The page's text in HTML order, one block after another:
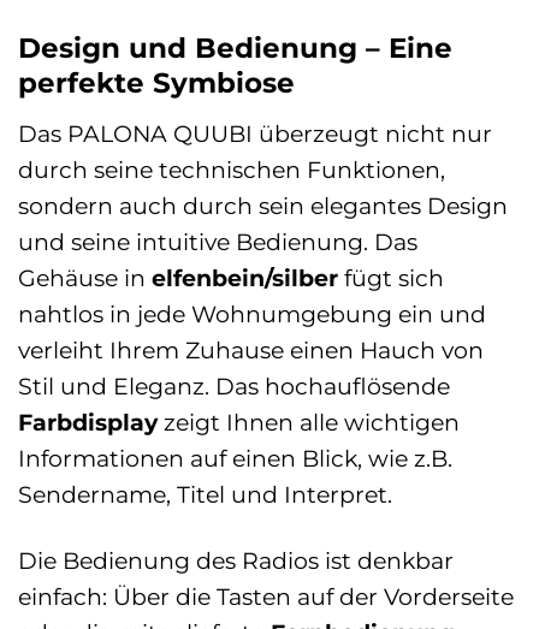
Design und Bedienung – Eine
perfekte Symbiose
Das PALONA QUUBI überzeugt nicht nur
durch seine technischen Funktionen,
sondern auch durch sein elegantes Design
und seine intuitive Bedienung. Das
Gehäuse in elfenbein/silber fügt sich
nahtlos in jede Wohnumgebung ein und
verleiht Ihrem Zuhause einen Hauch von
Stil und Eleganz. Das hochauflösende
Farbdisplayzeigt Ihnen alle wichtigen
Informationen auf einen Blick, wie z.B.
Sendername, Titel und Interpret.
Die Bedienung des Radios ist denkbar
einfach: Über die Tasten auf der Vorderseite